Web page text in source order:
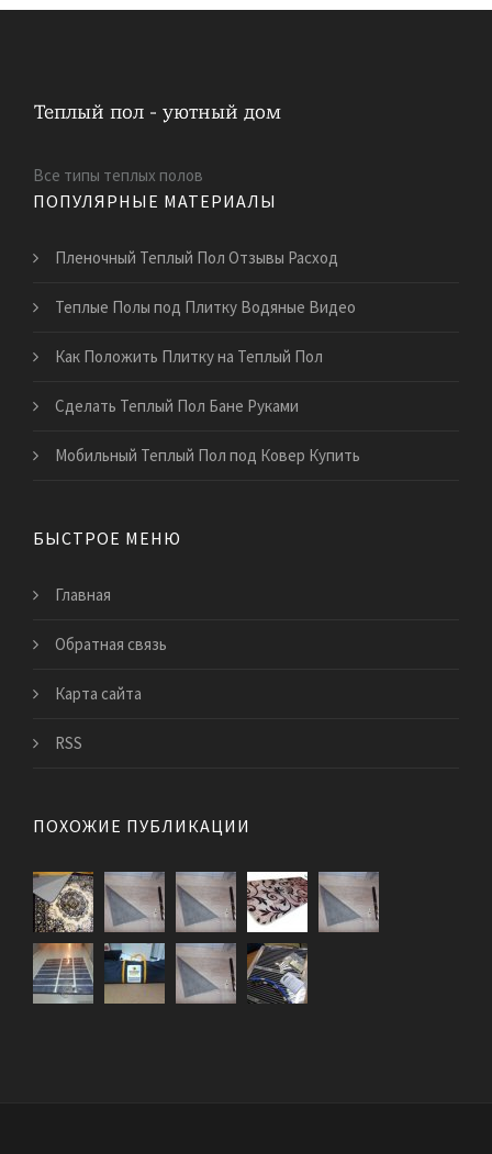
Все типы теплых полов
ПОПУЛЯРНЫЕ МАТЕРИАЛЫ
Пленочный Теплый Пол Отзывы Расход
Теплые Полы под Плитку Водяные Видео
Как Положить Плитку на Теплый Пол
Сделать Теплый Пол Бане Руками
Мобильный Теплый Пол под Ковер Купить
БЫСТРОЕ МЕНЮ
Главная
Обратная связь
Карта сайта
RSS
ПОХОЖИЕ ПУБЛИКАЦИИ